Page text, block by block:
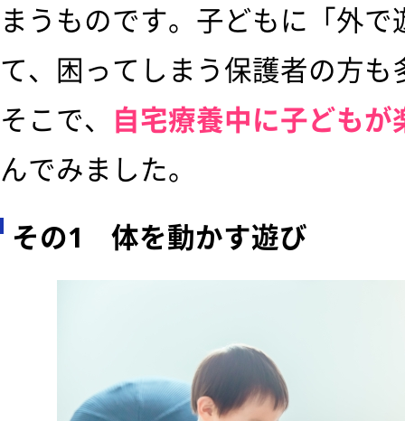
まうものです。子どもに「外
て、困ってしまう保護者の方
そこで、 自宅療養中に子どもが
んでみました。
その1 体を動かす遊び